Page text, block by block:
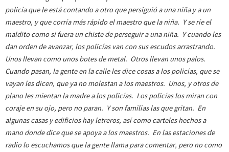
policía que le está contando a otro que persiguió a una niña y a un
maestro, y que corría más rápido el maestro que la niña. Y se ríe el
maldito como si fuera un chiste de perseguir a una niña. Y cuando les
dan orden de avanzar, los policías van con sus escudos arrastrando.
Unos llevan como unos botes de metal. Otros llevan unos palos.
Cuando pasan, la gente en la calle les dice cosas a los policías, que se
vayan les dicen, que ya no molestan a los maestros. Unos, y otros de
plano les mientan la madre a los policías. Los policías los miran con
coraje en su ojo, pero no paran. Y son familias las que gritan. En
algunas casas y edificios hay letreros, así como carteles hechos a
mano donde dice que se apoya a los maestros. En las estaciones de
radio lo escuchamos que la gente llama para comentar, pero no como